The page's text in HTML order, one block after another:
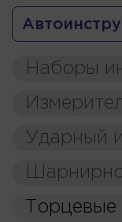
Наборы
Ударный